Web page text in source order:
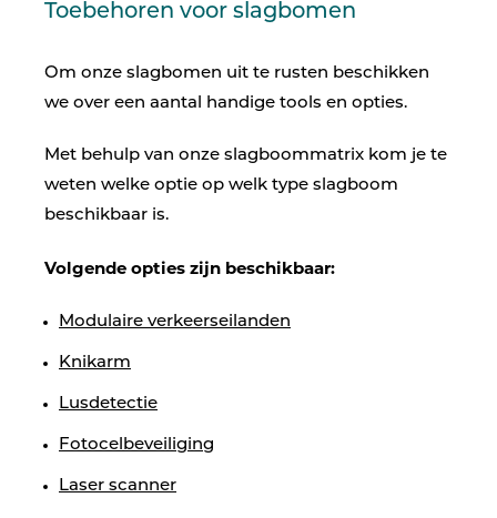
Toebehoren voor slagbomen
Om onze slagbomen uit te rusten beschikken
we over een aantal handige tools en opties.
Met behulp van onze slagboommatrix kom je te
weten welke optie op welk type slagboom
beschikbaar is.
Volgende opties zijn beschikbaar:
Modulaire verkeerseilanden
Knikarm
Lusdetectie
Fotocelbeveiliging
Laser scanner